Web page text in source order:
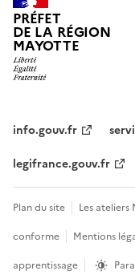
PRÉFET
DE LA RÉGION
MAYOTTE
info.gouv.fr
legifrance.gouv.fr
Plan du site Les ateliers
conforme
Mentions
apprentissage